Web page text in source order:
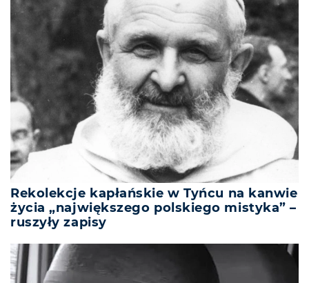
Rekolekcje kapłańskie w Tyńcu na kanwie
życia „największego polskiego mistyka” –
ruszyły zapisy